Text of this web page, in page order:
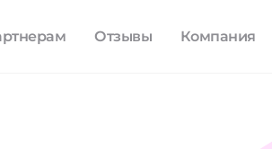
Отзывы Компания